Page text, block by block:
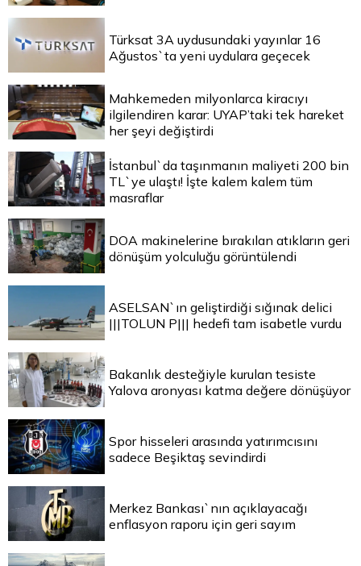
Türksat 3A uydusundaki yayınlar 16
Ağustos`ta yeni uydulara geçecek
Mahkemeden milyonlarca kiracıyı
ilgilendiren karar: UYAP’taki tek hareket
her şeyi değiştirdi
İstanbul`da taşınmanın maliyeti 200 bin
TL`ye ulaştı! İşte kalem kalem tüm
masraflar
DOA makinelerine bırakılan atıkların geri
dönüşüm yolculuğu görüntülendi
ASELSAN`ın geliştirdiği sığınak delici
|||TOLUN P||| hedefi tam isabetle vurdu
Bakanlık desteğiyle kurulan tesiste
Yalova aronyası katma değere dönüşüyor
Spor hisseleri arasında yatırımcısını
sadece Beşiktaş sevindirdi
Merkez Bankası`nın açıklayacağı
enflasyon raporu için geri sayım